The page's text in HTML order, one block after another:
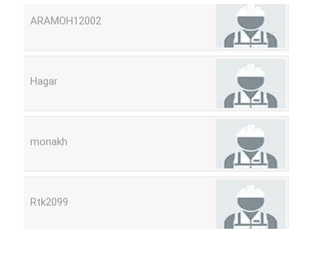
Hagar
monakh
Rtk2099
Arshiaaihsra